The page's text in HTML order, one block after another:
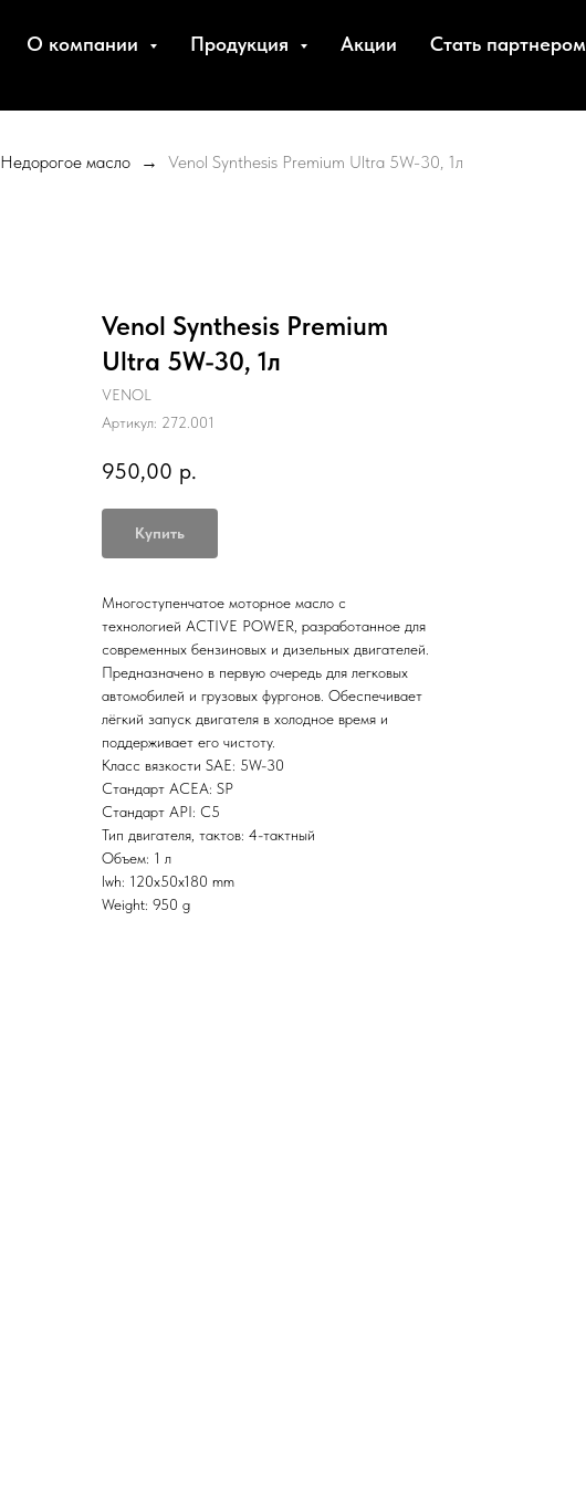
О компании Продукция Акции Стать партнером
Недорогое масло Venol Synthesis Premium Ultra 5W-30, 1л
Venol Synthesis Premium
Ultra 5W-30, 1л
VENOL
Артикул: 272.001
950,00 р.
Купить
Многоступенчатое моторное масло с
технологией ACTIVE POWER, разработанное для
современных бензиновых и дизельных двигателей.
Предназначено в первую очередь для легковых
автомобилей и грузовых фургонов. Обеспечивает
лёгкий запуск двигателя в холодное время и
поддерживает его чистоту.
Класс вязкости SAE: 5W-30
Стандарт ACEA: SP
Стандарт API: C5
Тип двигателя, тактов: 4-тактный
Объем: 1 л
lwh: 120x50x180 mm
Weight: 950 g